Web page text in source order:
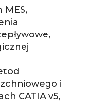
MES,
i
CATIA v5,